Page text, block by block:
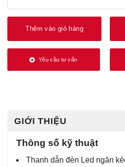
Thêm vào giỏ hàng
Yêu cầu tư vấn
GIỚI THIỆU
Thông số kỹ thuật
Thanh dẫn đèn Led ngăn